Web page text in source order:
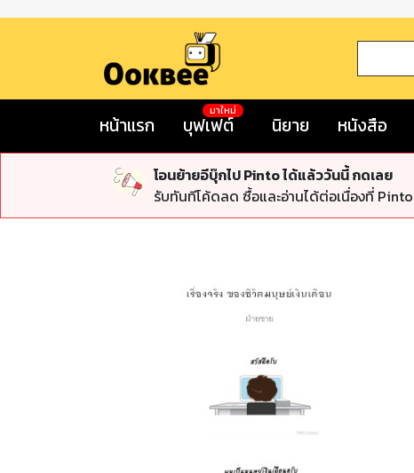
หน้าแรก บุฟเฟต์
มาใหม่
นิยาย หนังสือ
โอนย้ายอีบุ๊กไป Pinto ได้แล้ววันนี้ กดเลย
รับทันทีโค้ดลด ซื้อและอ่านได้ต่อเนื่องที่ Pinto